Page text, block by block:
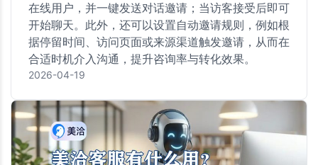
在线用户，并一键发送对话邀请；当访客接受后即可
开始聊天。此外，还可以设置自动邀请规则，例如根
据停留时间、访问页面或来源渠道触发邀请，从而在
合适时机介入沟通，提升咨询率与转化效果。
2026-04-19